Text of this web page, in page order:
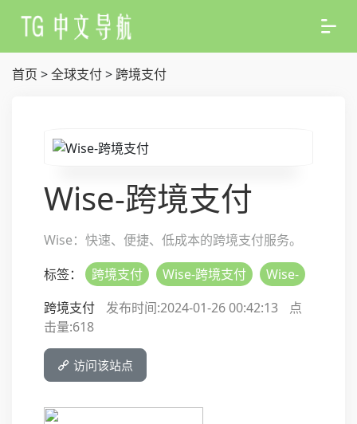
首页 >全球支付> 跨境支付
Wise-跨境支付
Wise：快速、便捷、低成本的跨境支付服务。
标签：
跨境支付 Wise-跨境支付
Wise-
跨境支付
发布时间:2024-01-26 00:42:13
点
击量:618
访问该站点